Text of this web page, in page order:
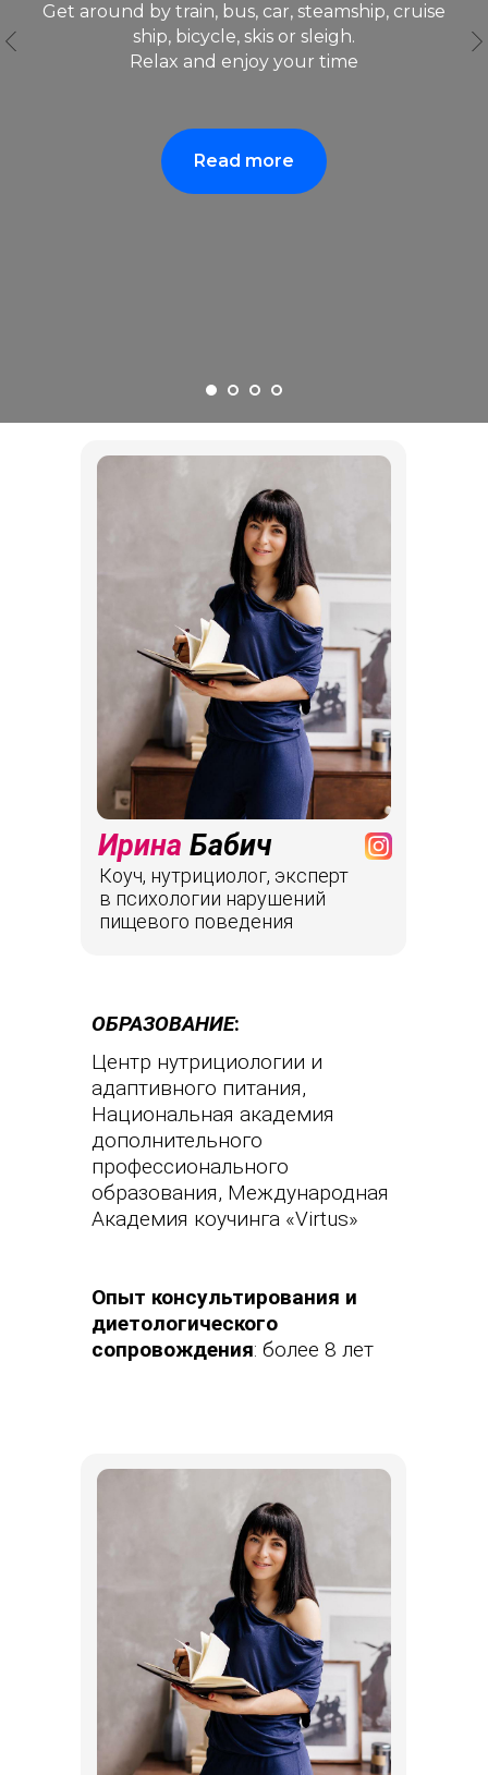
You can get around by train, bus, car,
steamship, cruise ship, bicycle, skis or sleigh.
Relax and enjoy it.
Read more
Ирина Бабич
Коуч, нутрициолог, эксперт
в психологии нарушений
пищевого поведения
ОБРАЗОВАНИЕ:
Центр нутрициологии и
адаптивного питания,
Национальная академия
дополнительного
профессионального
образования, Международная
Академия коучинга «Virtus»
Опыт консультирования и
диетологического
сопровождения: более 8 лет